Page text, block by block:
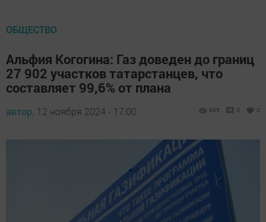
ОБЩЕСТВО
Альфия Когогина: Газ доведен до границ
27 902 участков татарстанцев, что
составляет 99,6% от плана
автор, 12 ноября 2024 - 17:00 695 0 0